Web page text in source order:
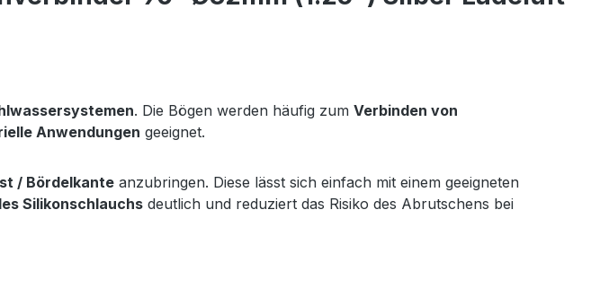
. Die Bögen werden häufig zum Verbinden von
Anwendungen geeignet.
/ Bördelkante anzubringen. Diese lässt sich einfach mit einem geeigneten
Silikonschlauchs deutlich und reduziert das Risiko des Abrutschens bei